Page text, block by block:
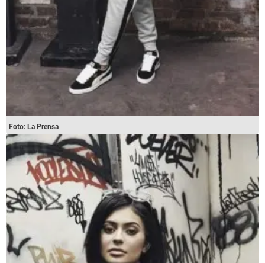
Foto: La Prensa